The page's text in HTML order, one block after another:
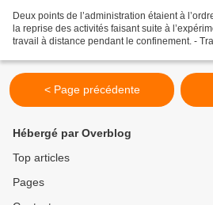
Deux points de l’administration étaient à
la reprise des activités faisant suite à
travail à distance pendant le confinement. -
< Page précédente
Hébergé par Overblog
Top articles
Pages